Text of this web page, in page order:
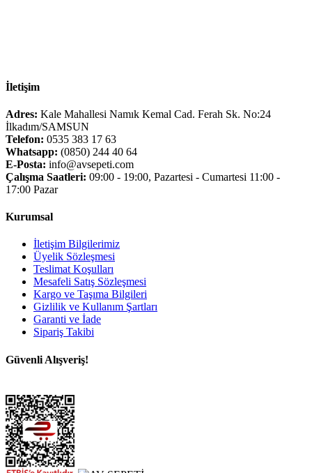
İletişim
Adres: Kale Mahallesi Namık Kemal Cad. Ferah Sk. No:24
İlkadım/SAMSUN
Telefon: 0535 383 17 63
Whatsapp: (0850) 244 40 64
E-Posta: info@avsepeti.com
Çalışma Saatleri: 09:00 - 19:00, Pazartesi - Cumartesi 11:00 -
17:00 Pazar
Kurumsal
İletişim Bilgilerimiz
Üyelik Sözleşmesi
Teslimat Koşulları
Mesafeli Satış Sözleşmesi
Kargo ve Taşıma Bilgileri
Gizlilik ve Kullanım Şartları
Garanti ve İade
Sipariş Takibi
Güvenli Alışveriş!